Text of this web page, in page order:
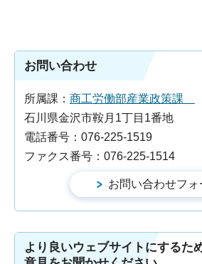
お問い合わせ
所属課： 商工労働部産業政策課
石川県金沢市鞍月1丁目1番地
電話番号：076-225-1519
ファクス番号：076-225-1514
より良いウェブサイトにするた